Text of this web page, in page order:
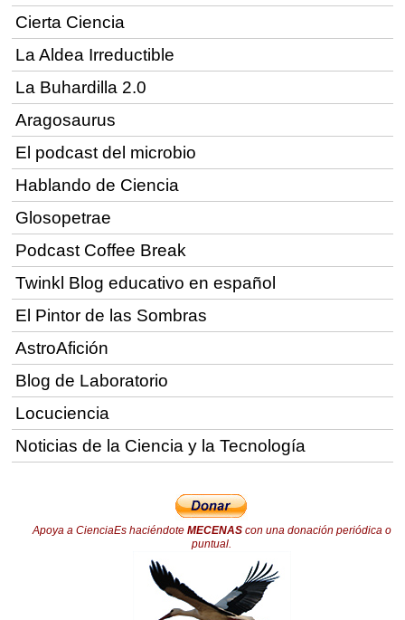
Cierta Ciencia
La Aldea Irreductible
La Buhardilla 2.0
Aragosaurus
El podcast del microbio
Hablando de Ciencia
Glosopetrae
Podcast Coffee Break
Twinkl Blog educativo en español
El Pintor de las Sombras
AstroAfición
Blog de Laboratorio
Locuciencia
Noticias de la Ciencia y la Tecnología
Apoya a CienciaEs haciéndote MECENAScon una donación periódica o
puntual.